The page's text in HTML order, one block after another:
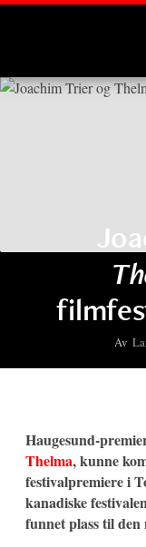
Av
Haugesund-
Thelma, kunne
festivalpremiere i
kanadiske
funnet plass til